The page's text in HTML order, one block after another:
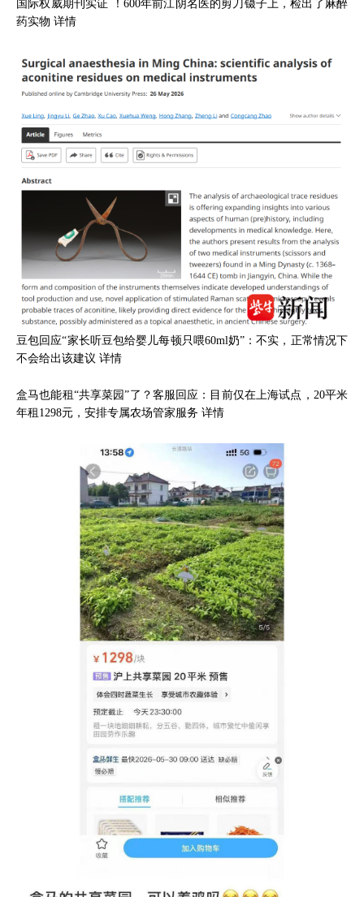
国际权威期刊实证 ！600年前江阴名医的剪刀镊子上，检出了麻醉
药实物 详情
豆包回应“家长听豆包给婴儿每顿只喂60ml奶”：不实，正常情况下
不会给出该建议 详情
盒马也能租“共享菜园”了？客服回应：目前仅在上海试点，20平米
年租1298元，安排专属农场管家服务 详情